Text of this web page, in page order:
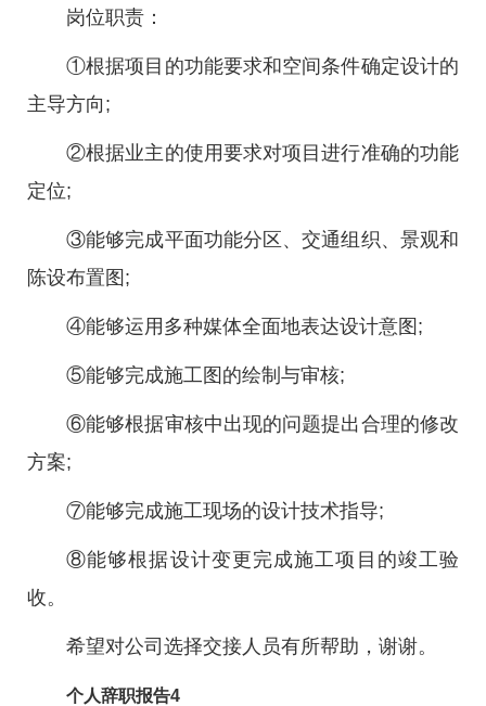
岗位职责：
①根据项目的功能要求和空间条件确定设计的
主导方向;
②根据业主的使用要求对项目进行准确的功能
定位;
③能够完成平面功能分区、交通组织、景观和
陈设布置图;
④能够运用多种媒体全面地表达设计意图;
⑤能够完成施工图的绘制与审核;
⑥能够根据审核中出现的问题提出合理的修改
方案;
⑦能够完成施工现场的设计技术指导;
⑧能够根据设计变更完成施工项目的竣工验
收。
希望对公司选择交接人员有所帮助，谢谢。
个人辞职报告4